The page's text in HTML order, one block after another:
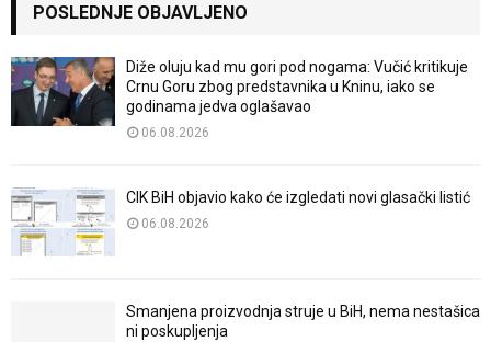
POSLEDNJE OBJAVLJENO
Diže oluju kad mu gori pod nogama: Vučić kritikuje
Crnu Goru zbog predstavnika u Kninu, iako se
godinama jedva oglašavao
06.08.2026
CIK BiH objavio kako će izgledati novi glasački listić
06.08.2026
Smanjena proizvodnja struje u BiH, nema nestašica
ni poskupljenja